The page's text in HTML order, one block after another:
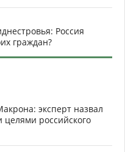
Россия
граждан?
эксперт назвал
российского